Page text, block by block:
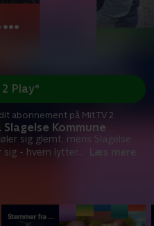
Kommune
sig glemt, mens Slagelse
sig - hvem lytter... Læs mere
2 Play*
abonnement på Mit TV 2.